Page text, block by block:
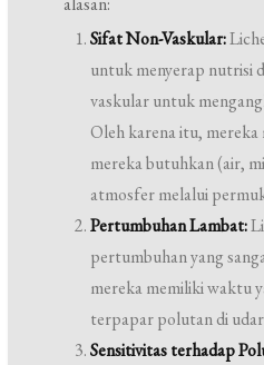
Sifat Non-Vaskular:
untuk menyerap nutrisi
vaskular untuk
Oleh karena itu, mereka
mereka butuhkan (air,
atmosfer melalui
Pertumbuhan Lambat:
pertumbuhan yang
mereka memiliki waktu
terpapar polutan di
Sensitivitas terhadap